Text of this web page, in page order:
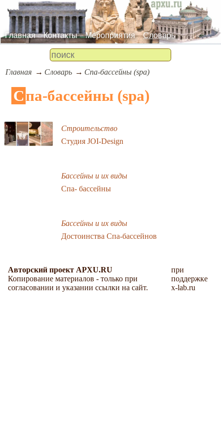
Главная Контакты Мероприятия Словарь
Главная Словарь Спа-бассейны (spa)
Спа-бассейны (spa)
Строительство
Студия JOI-Design
Бассейны и их виды
Спa- бacceйны
Бассейны и их виды
Достоинства Спа-бассейнов
Авторский проект APXU.RU
Копирование материалов - только при
согласовании и указании ссылки на сайт.
при
поддержке
x-lab.ru